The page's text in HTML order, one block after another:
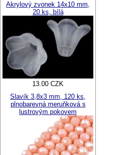
Akrylový zvonek 14x10 mm,
20 ks, bílá
13.00 CZK
Slavík 3,8x3 mm, 120 ks,
plnobarevná meruňková s
lustrovým pokovem